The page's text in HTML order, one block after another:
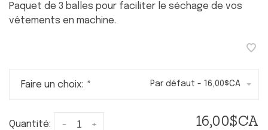
Paquet de 3 balles pour faciliter le séchage de vos
vêtements en machine.
Faire un choix: * Par défaut - 16,00$CA
Quantité: +
- 16,00$CA